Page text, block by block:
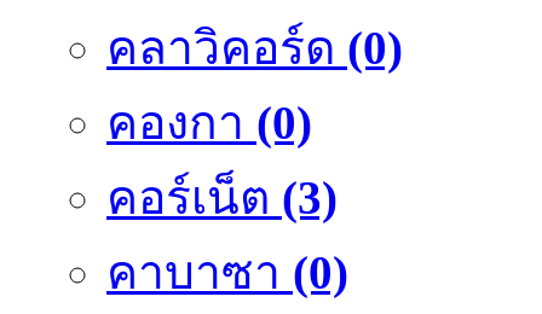
คลาวิคอร์ด (0)
คองกา (0)
คอร์เน็ต (3)
คาบาซา (0)